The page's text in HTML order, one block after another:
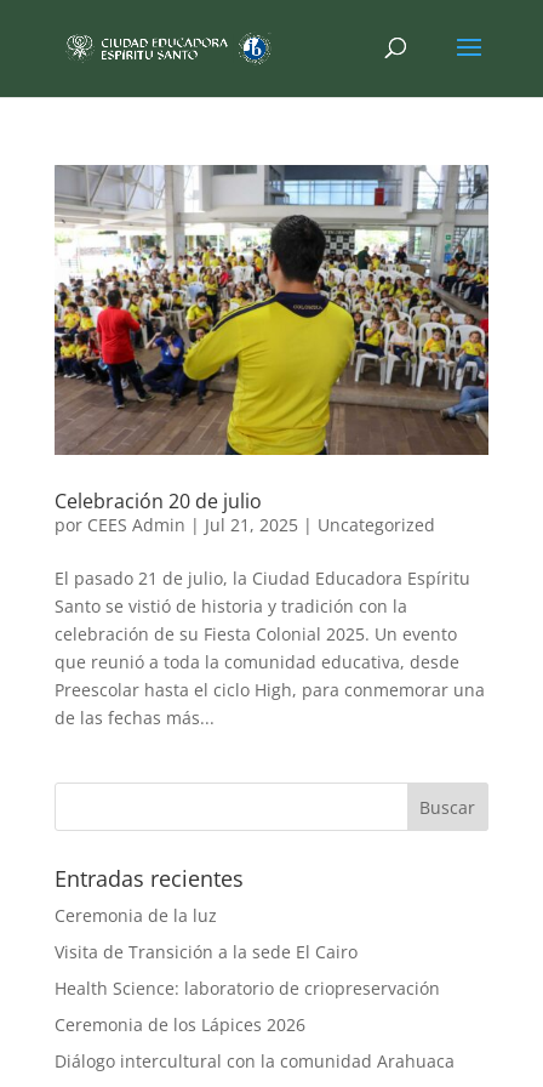
Celebración 20 de julio
por CEES Admin | Jul 21, 2025| Uncategorized
El pasado 21 de julio, la Ciudad Educadora Espíritu
Santo se vistió de historia y tradición con la
celebración de su Fiesta Colonial 2025. Un evento
que reunió a toda la comunidad educativa, desde
Preescolar hasta el ciclo High, para conmemorar una
de las fechas más...
Entradas recientes
Ceremonia de la luz
Visita de Transición a la sede El Cairo
Health Science: laboratorio de criopreservación
Ceremonia de los Lápices 2026
Diálogo intercultural con la comunidad Arahuaca